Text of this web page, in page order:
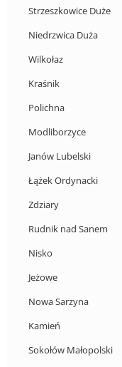
Strzeszkowice Duże
Niedrzwica Duża
Wilkołaz
Kraśnik
Polichna
Modliborzyce
Janów Lubelski
Łążek Ordynacki
Zdziary
Rudnik nad Sanem
Nisko
Jeżowe
Nowa Sarzyna
Kamień
Sokołów Małopolski